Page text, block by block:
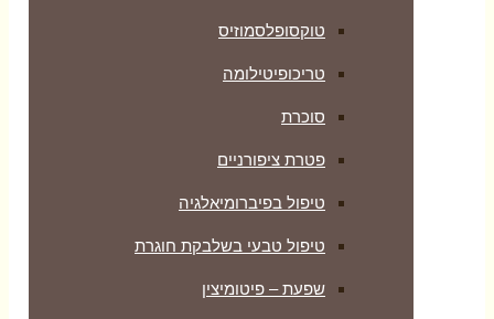
טוקסופלסמוזיס
טריכופיטילומה
סוכרת
פטרת ציפורניים
טיפול בפיברומיאלגיה
טיפול טבעי בשלבקת חוגרת
שפעת – פיטומיצין